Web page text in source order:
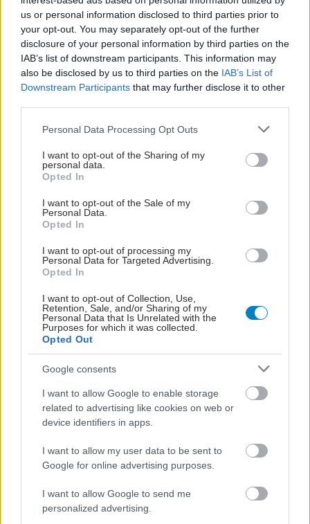
us or personal information disclosed to third parties prior to
your opt-out. You may separately opt-out of the further
disclosure of your personal information by third parties on the
IAB’s list of downstream participants. This information may
also be disclosed by us to third parties on the IAB’s List of
Downstream Participants that may further disclose it to other
Please note that this website/app uses one or more Google
not limited to your visit or usage behaviour. You may click to
grant or deny consent to Google and its third-party tags to
use your data for below specified purposes in below Google
consent section.
Personal Data Processing Opt Outs
I want to opt-out of the Sharing of my
personal data.
Opted In
I want to opt-out of the Sale of my
Personal Data.
Opted In
I want to opt-out of processing my
Personal Data for Targeted Advertising.
Opted In
I want to opt-out of Collection, Use,
Retention, Sale, and/or Sharing of my
Personal Data that Is Unrelated with the
Purposes for which it was collected.
Opted Out
Google consents
I want to allow Google to enable storage
related to advertising like cookies on web or
device identifiers in apps.
I want to allow my user data to be sent to
Google for online advertising purposes.
I want to allow Google to send me
personalized advertising.
ΜΠΕΙΤΕ ΣΤΗ ΣΥΖΗΤΗΣΗ
Loading...
Προσθήκη Σχολίου